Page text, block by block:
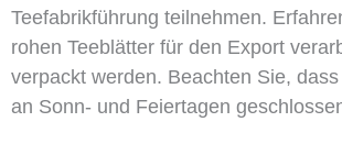
Teefabrikführung teilnehmen.
rohen Teeblätter für den Export
verpackt werden. Beachten Sie,
an Sonn- und Feiertagen